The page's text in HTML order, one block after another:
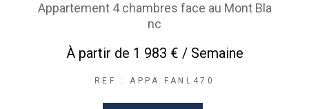
Appartement 4 chambres face au Mont Bla
nc
À partir de 1 983 € / Semaine
REF : APPA FANL470